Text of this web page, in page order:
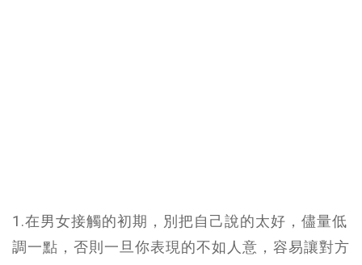
1.在男女接觸的初期，別把自己說的太好，儘量低
調一點，否則一旦你表現的不如人意，容易讓對方